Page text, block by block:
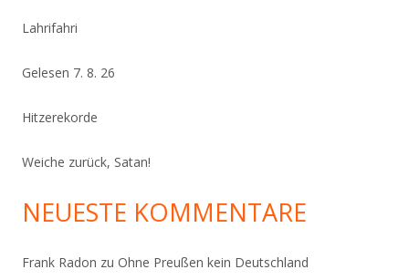
Lahrifahri
Gelesen 7. 8. 26
Hitzerekorde
Weiche zurück, Satan!
NEUESTE KOMMENTARE
Frank Radon zu Ohne Preußen kein Deutschland